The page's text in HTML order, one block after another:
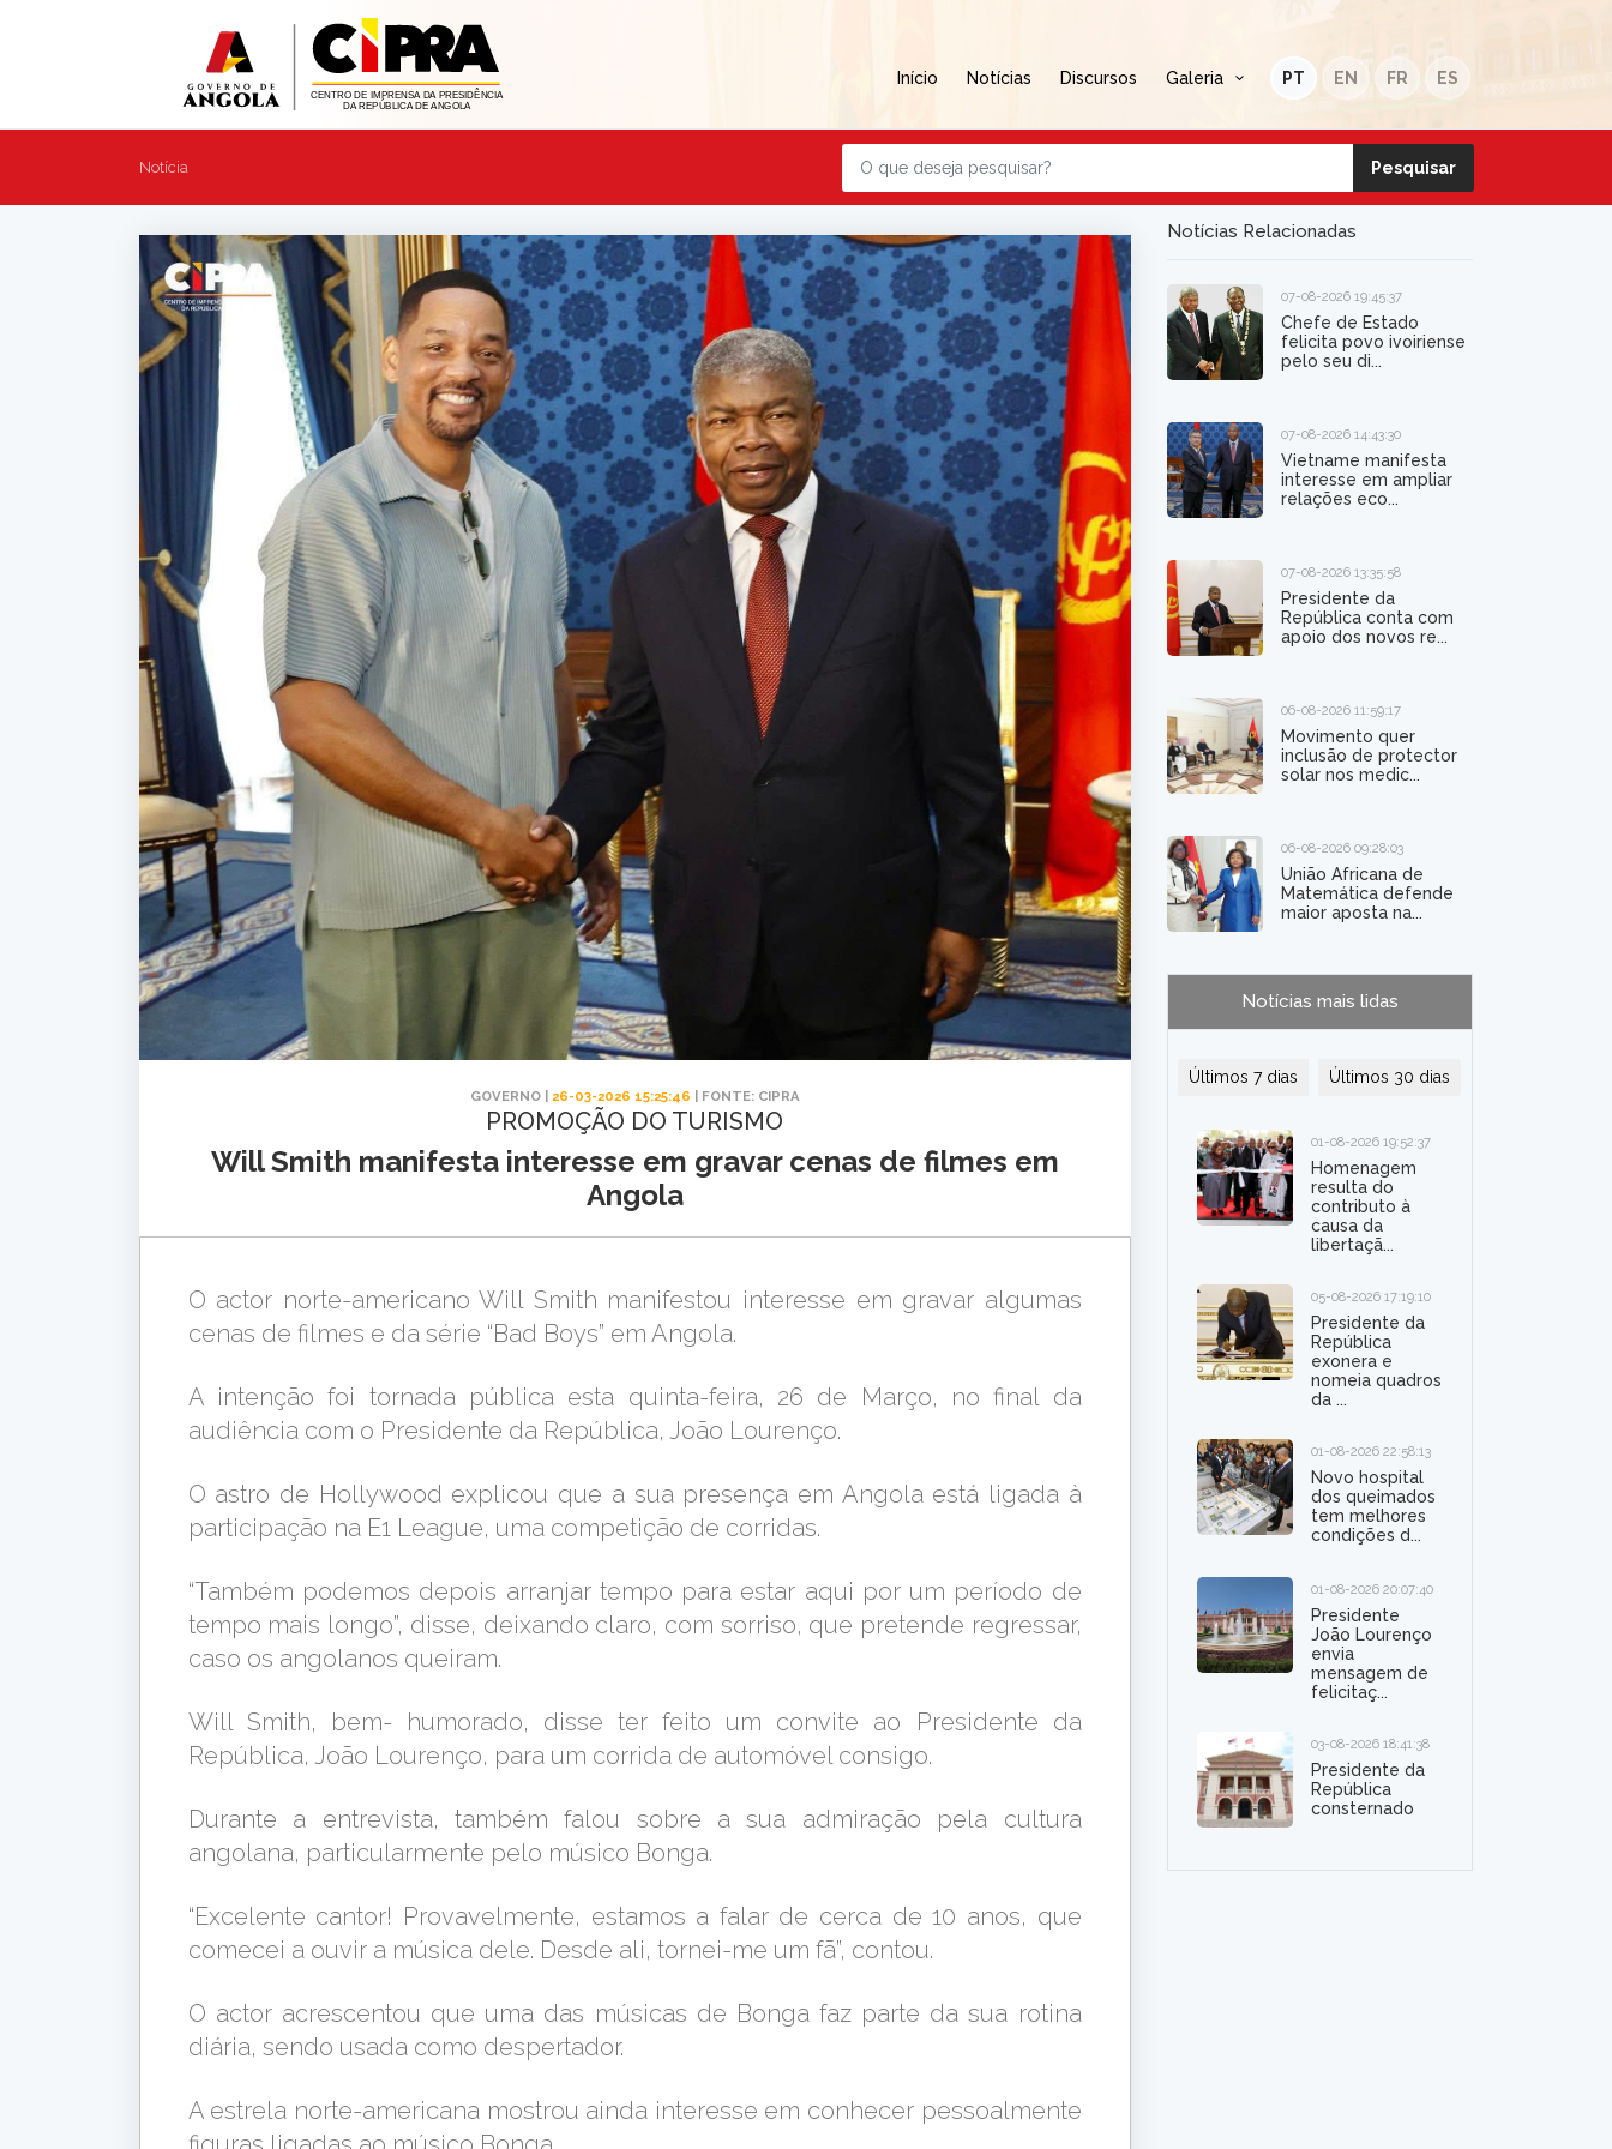
Início Notícias Discursos Galeria PT EN FR ES
Notícia
GOVERNO | 26-03-2026 15:25:46 | FONTE: CIPRA
PROMOÇÃO DO TURISMO
Will Smith manifesta interesse em gravar cenas de filmes em
Angola
O actor norte-americano Will Smith manifestou interesse em gravar algumas
cenas de filmes e da série “Bad Boys” em Angola.
A intenção foi tornada pública esta quinta-feira, 26 de Março, no final da
audiência com o Presidente da República, João Lourenço.
O astro de Hollywood explicou que a sua presença em Angola está ligada à
participação na E1 League, uma competição de corridas.
“Também podemos depois arranjar tempo para estar aqui por um período de
tempo mais longo”, disse, deixando claro, com sorriso, que pretende regressar,
caso os angolanos queiram.
Will Smith, bem- humorado, disse ter feito um convite ao Presidente da
República, João Lourenço, para um corrida de automóvel consigo.
Durante a entrevista, também falou sobre a sua admiração pela cultura
angolana, particularmente pelo músico Bonga.
“Excelente cantor! Provavelmente, estamos a falar de cerca de 10 anos, que
comecei a ouvir a música dele. Desde ali, tornei-me um fã”, contou.
O actor acrescentou que uma das músicas de Bonga faz parte da sua rotina
diária, sendo usada como despertador.
A estrela norte-americana mostrou ainda interesse em conhecer pessoalmente
Notícias Relacionadas
07-08-2026 19:45:37
Chefe de Estado
felicita povo ivoiriense
pelo seu di...
07-08-2026 14:43:30
Vietname manifesta
interesse em ampliar
relações eco...
07-08-2026 13:35:58
Presidente da
República conta com
apoio dos novos re...
06-08-2026 11:59:17
Movimento quer
inclusão de protector
solar nos medic...
06-08-2026 09:28:03
União Africana de
Matemática defende
maior aposta na...
Notícias mais lidas
Últimos 7 dias Últimos 30 dias
01-08-2026 19:52:37
Homenagem
resulta do
contributo à
causa da
libertaçã...
05-08-2026 17:19:10
Presidente da
República
exonera e
nomeia quadros
da ...
01-08-2026 22:58:13
Novo hospital
dos queimados
tem melhores
condições d...
01-08-2026 20:07:40
Presidente
João Lourenço
envia
mensagem de
felicitaç...
03-08-2026 18:41:38
Presidente da
República
consternado